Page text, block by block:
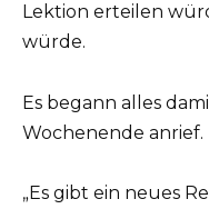
Lektion erteilen
würde.
Es begann alles
Wochenende anrief.
„Es gibt ein neues